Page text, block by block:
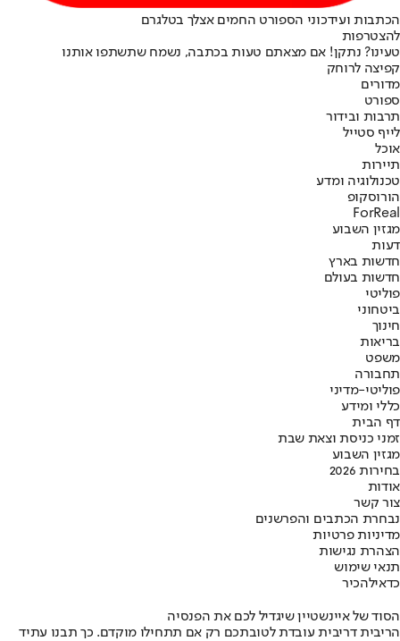
הכתבות ועידכוני הספורט החמים אצלך בטלגרם
להצטרפות
טעינו? נתקן! אם מצאתם טעות בכתבה, נשמח שתשתפו אותנו
קפיצה לרוחק
מדורים
ספורט
תרבות ובידור
לייף סטייל
אוכל
תיירות
טכנולוגיה ומדע
הורוסקופ
ForReal
מגזין השבוע
דעות
חדשות בארץ
חדשות בעולם
פוליטי
ביטחוני
חינוך
בריאות
משפט
תחבורה
פוליטי-מדיני
כללי ומידע
דף הבית
זמני כניסת וצאת שבת
מגזין השבוע
בחירות 2026
אודות
צור קשר
נבחרת הכתבים והפרשנים
מדיניות פרטיות
הצהרת נגישות
תנאי שימוש
כדאילהכיר
הסוד של איינשטיין שיגדיל לכם את הפנסיה
הריבית דריבית עובדת לטובתכם רק אם תתחילו מוקדם. כך תבנו עתיד